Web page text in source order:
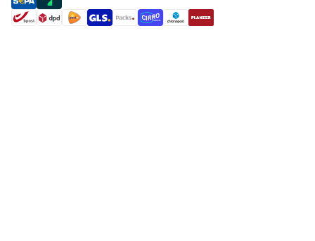
shipment methods